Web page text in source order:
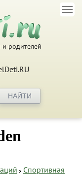
родителей
Спортивная